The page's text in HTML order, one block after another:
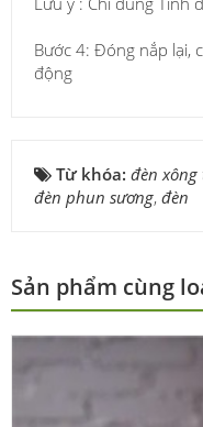
Bước 4: Đóng nắp lại,
động
Từ khóa: đèn
đèn phun sương, đèn
Sản phẩm cùng